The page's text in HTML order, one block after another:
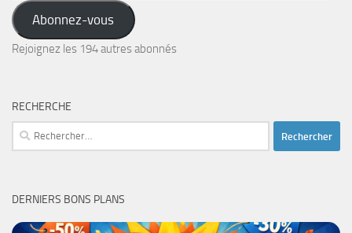
adresse
e-
mail
Abonnez-vous
Rejoignez les 194 autres abonnés
RECHERCHE
Rechercher :
DERNIERS BONS PLANS